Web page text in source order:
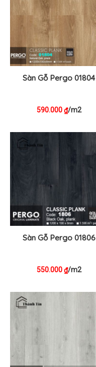
Sàn Gỗ Pergo 01804
590.000₫/m2
Sàn Gỗ Pergo 01806
550.000₫/m2